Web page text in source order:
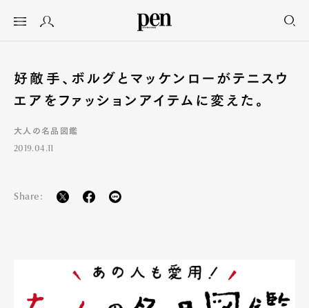
好敵手、ボルグとマッケンローがテニスウ
エアをファッションアイテムに変えた。
大人の名品図鑑
2019.04.11
Share: